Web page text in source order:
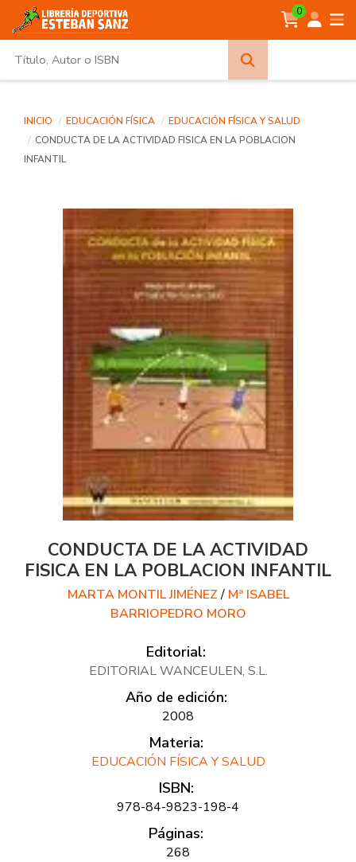
0
INICIO EDUCACIÓN FÍSICA
EDUCACIÓN FÍSICA Y SALUD
CONDUCTA DE LA ACTIVIDAD FISICA EN LA POBLACION
INFANTIL
CONDUCTA DE LA ACTIVIDAD
FISICA EN LA POBLACION INFANTIL
MARTA MONTIL JIMÉNEZ/ Mª ISABEL
BARRIOPEDRO MORO
Editorial:
EDITORIAL WANCEULEN, S.L.
Año de edición:
2008
Materia:
EDUCACIÓN FÍSICA Y SALUD
ISBN:
978-84-9823-198-4
Páginas:
268